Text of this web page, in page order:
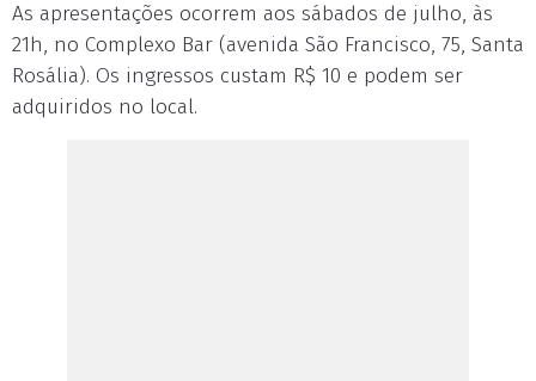
As apresentações ocorrem aos sábados de julho, às
21h, no Complexo Bar (avenida São Francisco, 75, Santa
Rosália). Os ingressos custam R$ 10 e podem ser
adquiridos no local.